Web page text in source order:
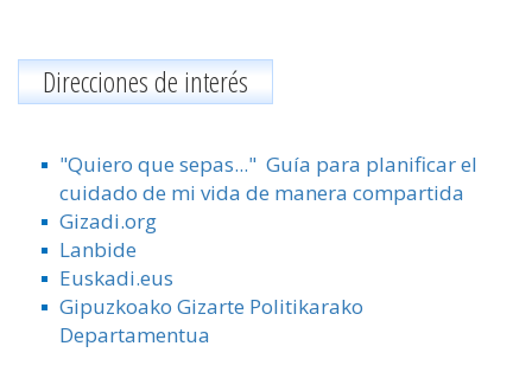
Direcciones de interés
"Quiero que sepas..." Guía para planificar el
cuidado de mi vida de manera compartida
Gizadi.org
Lanbide
Euskadi.eus
Gipuzkoako Gizarte Politikarako
Departamentua